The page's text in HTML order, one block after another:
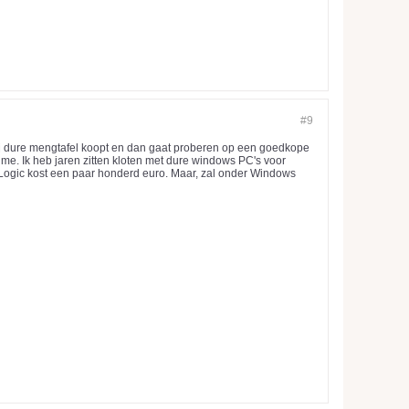
#9
mengtafel koopt en dan gaat proberen op een goedkope
Ik heb jaren zitten kloten met dure windows PC's voor
kost een paar honderd euro. Maar, zal onder Windows